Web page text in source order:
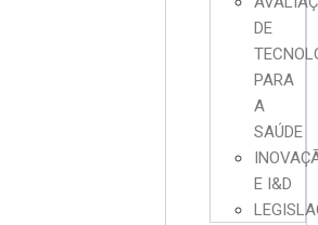
DE
PARA
A
SAÚDE
E I&D